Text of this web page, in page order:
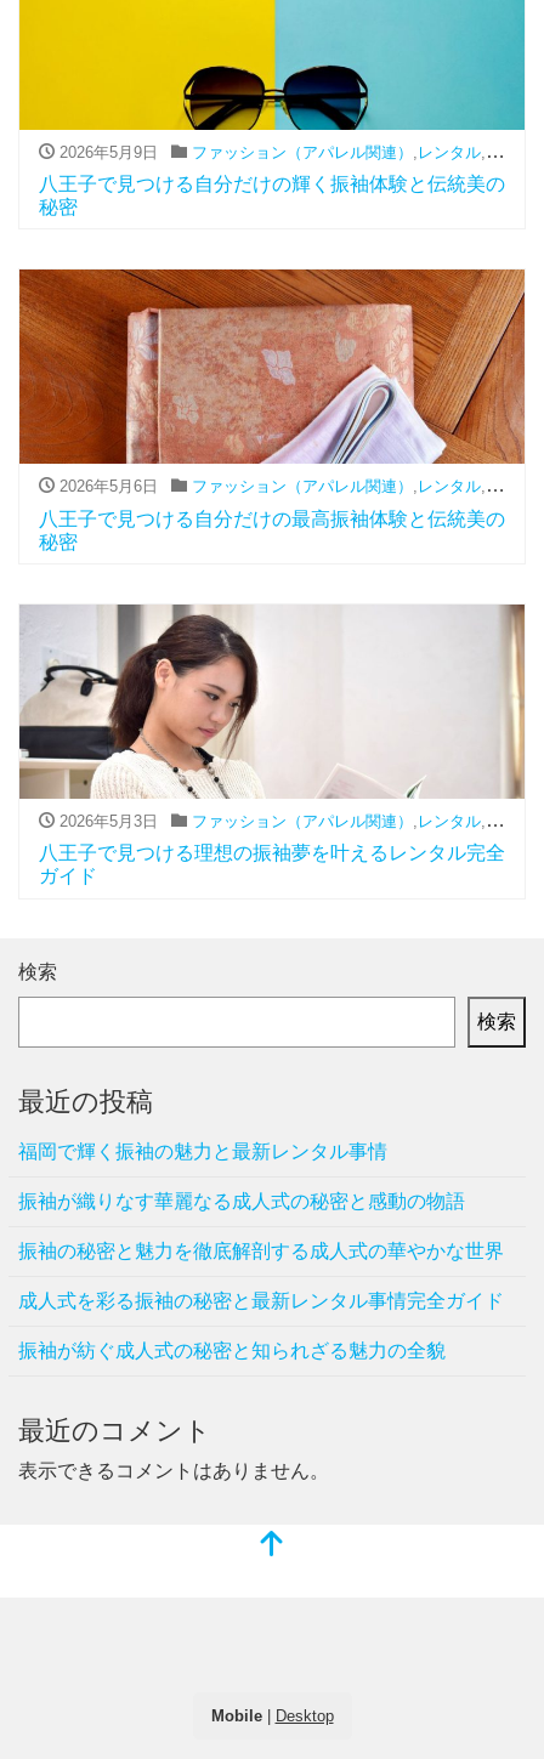
2026年5月9日 ファッション（アパレル関連） レンタル, 振袖
八王子で見つける自分だけの輝く振袖体験と伝統美の
秘密
2026年5月6日 ファッション（アパレル関連） , レンタル, 振袖
八王子で見つける自分だけの最高振袖体験と伝統美の
秘密
2026年5月3日 ファッション（アパレル関連） , レンタル, 振袖
八王子で見つける理想の振袖夢を叶えるレンタル完全
ガイド
検索
検索
最近の投稿
福岡で輝く振袖の魅力と最新レンタル事情
振袖が織りなす華麗なる成人式の秘密と感動の物語
振袖の秘密と魅力を徹底解剖する成人式の華やかな世界
成人式を彩る振袖の秘密と最新レンタル事情完全ガイド
振袖が紡ぐ成人式の秘密と知られざる魅力の全貌
最近のコメント
表示できるコメントはありません。
Mobile| Desktop